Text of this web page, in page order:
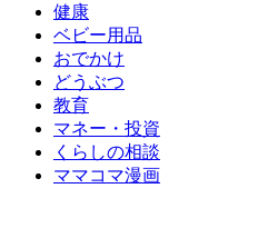
健康
ベビー用品
おでかけ
どうぶつ
教育
マネー・投資
くらしの相談
ママコマ漫画